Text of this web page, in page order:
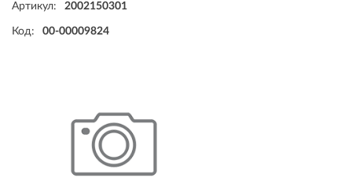
Артикул: 2002150301
Код: 00-00009824